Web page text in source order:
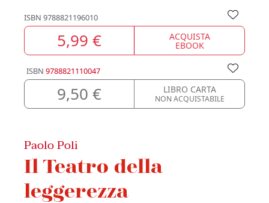
ISBN 9788821196010
5,99 € ACQUISTA
EBOOK
ISBN 9788821110047
9,50 € LIBRO CARTA
NON ACQUISTABILE
Paolo Poli
Il Teatro della
leggerezza